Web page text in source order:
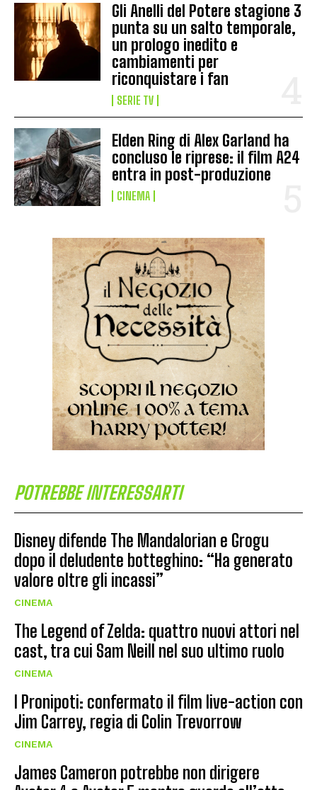
Gli Anelli del Potere stagione 3
punta su un salto temporale,
un prologo inedito e
cambiamenti per
riconquistare i fan
SERIE TV
Elden Ring di Alex Garland ha
concluso le riprese: il film A24
entra in post-produzione
CINEMA
POTREBBE INTERESSARTI
Disney difende The Mandalorian e Grogu
dopo il deludente botteghino: “Ha generato
valore oltre gli incassi”
CINEMA
The Legend of Zelda: quattro nuovi attori nel
cast, tra cui Sam Neill nel suo ultimo ruolo
CINEMA
I Pronipoti: confermato il film live-action con
Jim Carrey, regia di Colin Trevorrow
CINEMA
James Cameron potrebbe non dirigere